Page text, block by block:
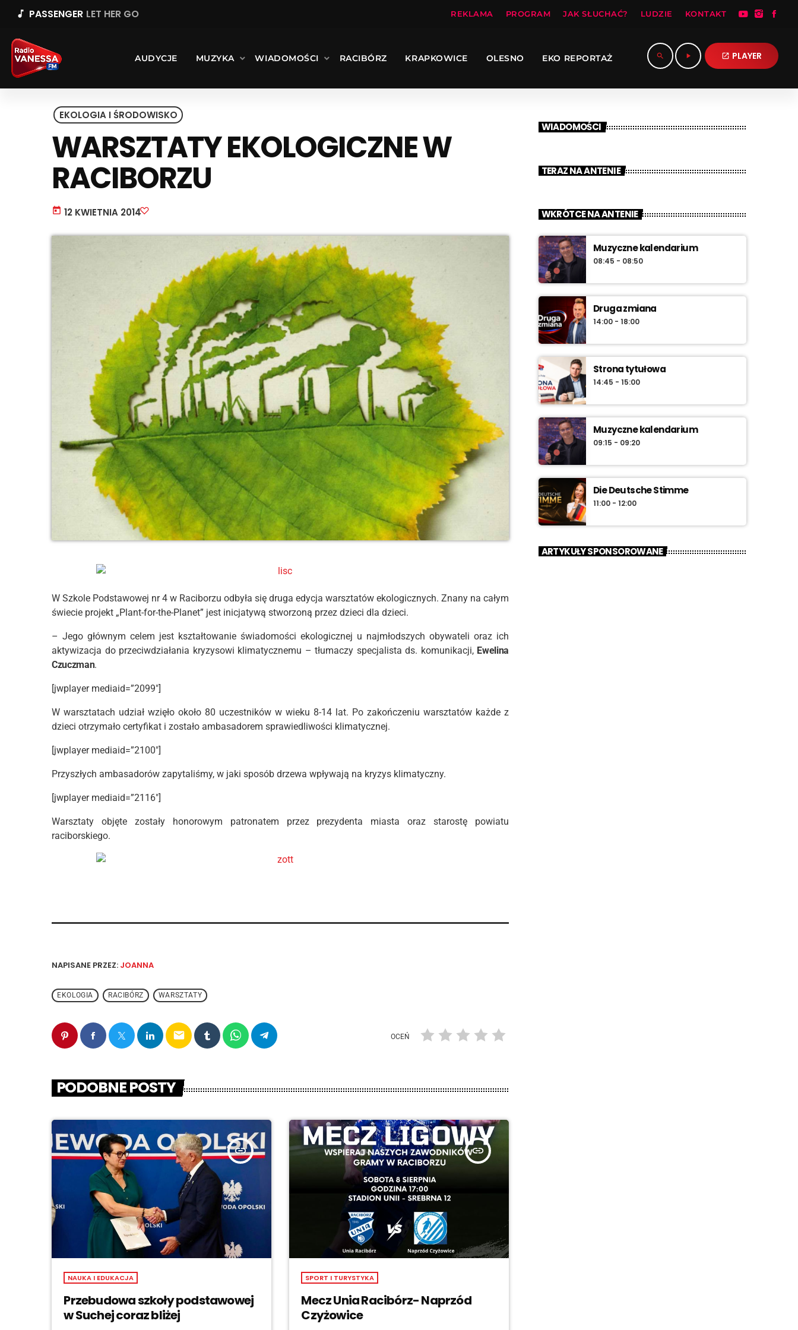
music_note PASSENGER LET HER GO REKLAMA PROGRAM JAK SŁUCHAĆ? LUDZIE KONTAKT
AUDYCJE MUZYKA WIADOMOŚCI RACIBÓRZ KRAPKOWICE OLESNO EKO REPORTAŻ search play_arrow open_in_new PLAYER
EKOLOGIA I ŚRODOWISKO
WARSZTATY EKOLOGICZNE W
RACIBORZU
today 12 KWIETNIA 2014
W Szkole Podstawowej nr 4 w Raciborzu odbyła się druga edycja warsztatów ekologicznych. Znany na całym
świecie projekt „Plant-for-the-Planet” jest inicjatywą stworzoną przez dzieci dla dzieci.
– Jego głównym celem jest kształtowanie świadomości ekologicznej u najmłodszych obywateli oraz ich
aktywizacja do przeciwdziałania kryzysowi klimatycznemu – tłumaczy specjalista ds. komunikacji, Ewelina
Czuczman.
[jwplayer mediaid=”2099″]
W warsztatach udział wzięło około 80 uczestników w wieku 8-14 lat. Po zakończeniu warsztatów każde z
dzieci otrzymało certyfikat i zostało ambasadorem sprawiedliwości klimatycznej.
[jwplayer mediaid=”2100″]
Przyszłych ambasadorów zapytaliśmy, w jaki sposób drzewa wpływają na kryzys klimatyczny.
[jwplayer mediaid=”2116″]
Warsztaty objęte zostały honorowym patronatem przez prezydenta miasta oraz starostę powiatu
raciborskiego.
NAPISANE PRZEZ: JOANNA
EKOLOGIA RACIBÓRZ WARSZTATY
email OCEŃ
PODOBNE POSTY
insert_link
NAUKA I EDUKACJA
Przebudowa szkoły podstawowej
w Suchej coraz bliżej
insert_link
SPORT I TURYSTYKA
Mecz Unia Racibórz- Naprzód
Czyżowice
WIADOMOŚCI
TERAZ NA ANTENIE
WKRÓTCE NA ANTENIE
Muzyczne kalendarium
08:45 - 08:50
Druga zmiana
14:00 - 18:00
Strona tytułowa
14:45 - 15:00
Muzyczne kalendarium
09:15 - 09:20
Die Deutsche Stimme
11:00 - 12:00
ARTYKUŁY SPONSOROWANE